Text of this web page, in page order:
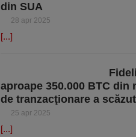
din SUA
28 apr 2025
[...]
aproape 350.000 BTC
de tranzacţionare a
25 apr 2025
[...]